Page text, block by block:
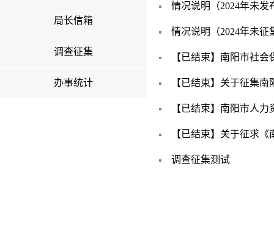
局长信箱
调查征集
办事统计
情况说明（2024年未
情况说明（2024年未征
【已结束】南阳市社
【已结束】关于征集
【已结束】南阳市人
【已结束】关于征求
调查征集测试